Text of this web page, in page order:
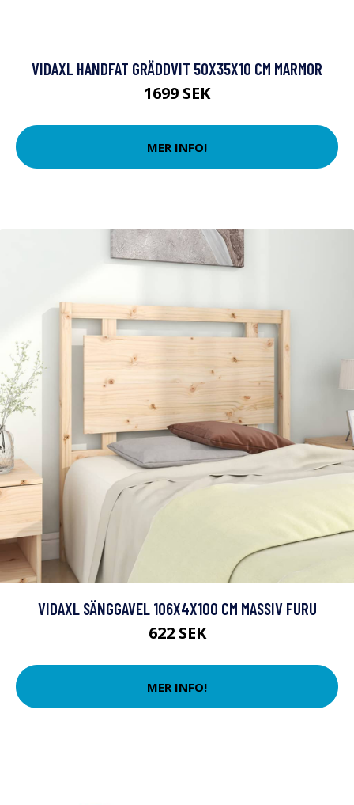
VIDAXL HANDFAT GRÄDDVIT 50X35X10 CM MARMOR
1699 SEK
MER INFO!
VIDAXL SÄNGGAVEL 106X4X100 CM MASSIV FURU
622 SEK
MER INFO!